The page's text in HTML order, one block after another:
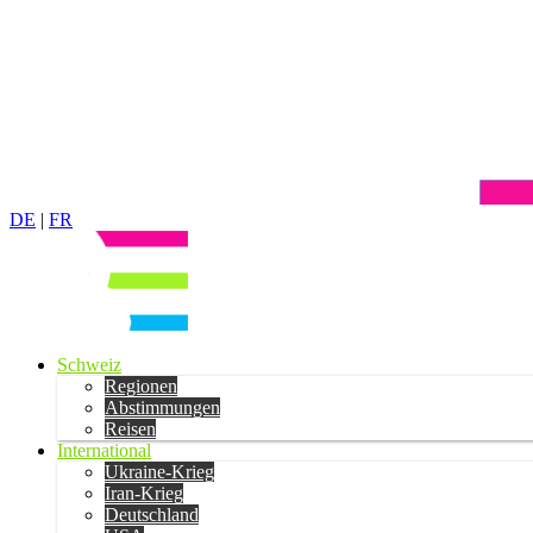
DE | FR
Schweiz
Regionen
Abstimmungen
Reisen
International
Ukraine-Krieg
Iran-Krieg
Deutschland